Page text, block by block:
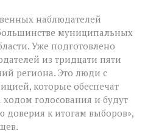
наблюдателей
муниципальных
Уже подготовлено
из тридцати пяти
региона. Это люди с
которые обеспечат
голосования и будут
доверия к итогам выборов»,